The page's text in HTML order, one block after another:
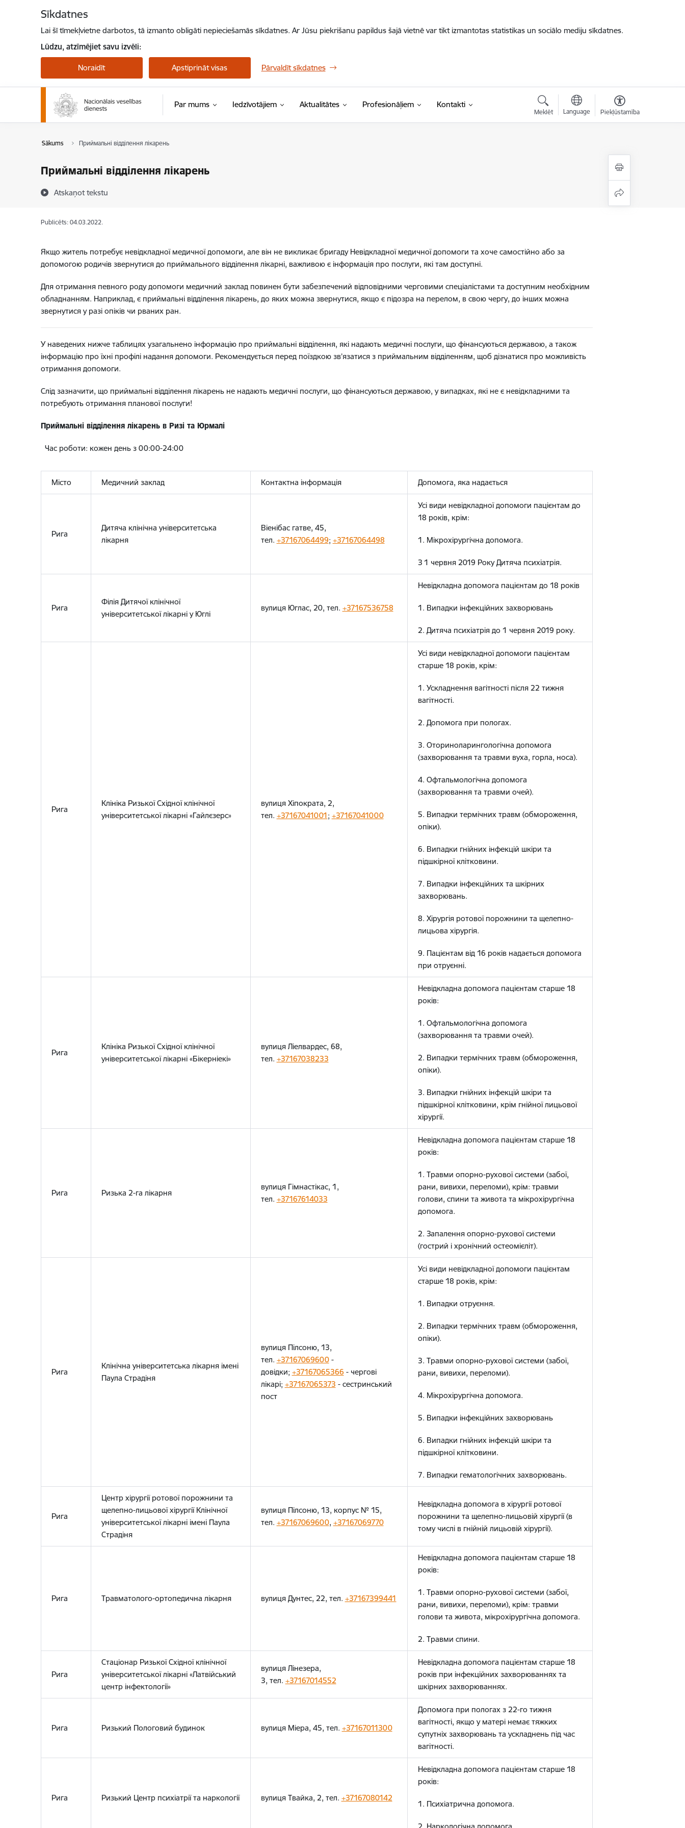
Sīkdatnes
Lai šī tīmekļvietne darbotos, tā izmanto obligāti nepieciešamās sīkdatnes. Ar Jūsu piekrišanu papildus šajā vietnē var tikt izmantotas statistikas un sociālo mediju sīkdatnes.
Lūdzu, atzīmējiet savu izvēli:
Noraidīt Apstiprināt visas Pārvaldīt sīkdatnes
Par mums Iedzīvotājiem Aktualitātes Profesionāļiem Kontakti
Meklēt Language Piekļūstamība
Sākums Приймальні відділення лікарень
Приймальні відділення лікарень
Atskaņot tekstu
Publicēts: 04.03.2022.
Якщо житель потребує невідкладної медичної допомоги, але він не викликає бригаду Невідкладної медичної допомоги та хоче самостійно або за
допомогою родичів звернутися до приймального відділення лікарні, важливою є інформація про послуги, які там доступні.
Для отримання певного роду допомоги медичний заклад повинен бути забезпечений відповідними черговими спеціалістами та доступним необхідним
обладнанням. Наприклад, є приймальні відділення лікарень, до яких можна звернутися, якщо є підозра на перелом, в свою чергу, до інших можна
звернутися у разі опіків чи рваних ран.
У наведених нижче таблицях узагальнено інформацію про приймальні відділення, які надають медичні послуги, що фінансуються державою, а також
інформацію про їхні профілі надання допомоги. Рекомендується перед поїздкою зв’язатися з приймальним відділенням, щоб дізнатися про можливість
отримання допомоги.
Слід зазначити, що приймальні відділення лікарень не надають медичні послуги, що фінансуються державою, у випадках, які не є невідкладними та
потребують отримання планової послуги!
Приймальні відділення лікарень в Ризі та Юрмалі
Час роботи: кожен день з 00:00-24:00
Місто Медичний заклад Контактна інформація Допомога, яка надається
Рига
Дитяча клінічна університетська
лікарня
Віенібас гатве, 45,
тел. +37167064499; +37167064498
Усі види невідкладної допомоги пацієнтам до
18 років, крім:
1. Мікрохірургічна допомога.
З 1 червня 2019 Року Дитяча психіатрія.
Рига
Філія Дитячої клінічної
університетської лікарні у Юглі
вулиця Юглас, 20, тел. +37167536758
Невідкладна допомога пацієнтам до 18 років
1. Випадки інфекційних захворювань
2. Дитяча психіатрія до 1 червня 2019 року.
Рига
Клініка Ризької Східної клінічної
університетської лікарні «Гайлєзерс»
вулиця Хіпократа, 2,
тел. +37167041001; +37167041000
Усі види невідкладної допомоги пацієнтам
старше 18 років, крім:
1. Ускладнення вагітності після 22 тижня
вагітності.
2. Допомога при пологах.
3. Оториноларингологічна допомога
(захворювання та травми вуха, горла, носа).
4. Офтальмологічна допомога
(захворювання та травми очей).
5. Випадки термічних травм (обмороження,
опіки).
6. Випадки гнійних інфекцій шкіри та
підшкірної клітковини.
7. Випадки інфекційних та шкірних
захворювань.
8. Хірургія ротової порожнини та щелепно-
лицьова хірургія.
9. Пацієнтам від 16 років надається допомога
при отруєнні.
Рига
Клініка Ризької Східної клінічної
університетської лікарні «Бікерніекі»
вулиця Ліелвардес, 68,
тел. +37167038233
Невідкладна допомога пацієнтам старше 18
років:
1. Офтальмологічна допомога
(захворювання та травми очей).
2. Випадки термічних травм (обмороження,
опіки).
3. Випадки гнійних інфекцій шкіри та
підшкірної клітковини, крім гнійної лицьової
хірургії.
Рига Ризька 2-га лікарня
вулиця Гімнастікас, 1,
тел. +37167614033
Невідкладна допомога пацієнтам старше 18
років:
1. Травми опорно-рухової системи (забої,
рани, вивихи, переломи), крім: травми
голови, спини та живота та мікрохірургічна
допомога.
2. Запалення опорно-рухової системи
(гострий і хронічний остеомієліт).
Рига
Клінічна університетська лікарня імені
Паула Страдіня
вулиця Пілсоню, 13,
тел. +37167069600-
довідки; +37167065366 - чергові
лікарі; +37167065373 - сестринський
пост
Усі види невідкладної допомоги пацієнтам
старше 18 років, крім:
1. Випадки отруєння.
2. Випадки термічних травм (обмороження,
опіки).
3. Травми опорно-рухової системи (забої,
рани, вивихи, переломи).
4. Мікрохірургічна допомога.
5. Випадки інфекційних захворювань
6. Випадки гнійних інфекцій шкіри та
підшкірної клітковини.
7. Випадки гематологічних захворювань.
Рига
Центр хірургії ротової порожнини та
щелепно-лицьової хірургії Клінічної
університетської лікарні імені Паула
Страдіня
вулиця Пілсоню, 13, корпус № 15,
тел. +37167069600, +37167069770
Невідкладна допомога в хірургії ротової
порожнини та щелепно-лицьовій хірургії (в
тому числі в гнійній лицьовій хірургії).
Рига Травматолого-ортопедична лікарня вулиця Дунтес, 22, тел. +37167399441
Невідкладна допомога пацієнтам старше 18
років:
1. Травми опорно-рухової системи (забої,
рани, вивихи, переломи), крім: травми
голови та живота, мікрохірургічна допомога.
2. Травми спини.
Рига
Стаціонар Ризької Східної клінічної
університетської лікарні «Латвійський
центр інфектології»
вулиця Лінезера,
3, тел. +37167014552
Невідкладна допомога пацієнтам старше 18
років при інфекційних захворюваннях та
шкірних захворюваннях.
Рига Ризький Пологовий будинок вулиця Міера, 45, тел. +37167011300
Допомога при пологах з 22-го тижня
вагітності, якщо у матері немає тяжких
супутніх захворювань та ускладнень під час
вагітності.
Рига Ризький Центр психіатрії та наркології вулиця Твайка, 2, тел. +37167080142
Невідкладна допомога пацієнтам старше 18
років:
1. Психіатрична допомога.